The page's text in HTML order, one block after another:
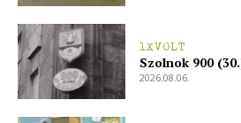
1XVOLT
Szolnok 900
2026.08.06.